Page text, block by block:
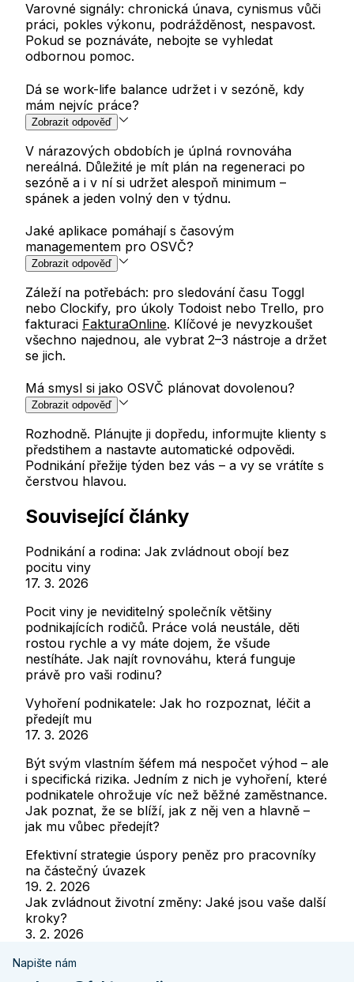
Varovné signály: chronická únava, cynismus vůči
práci, pokles výkonu, podrážděnost, nespavost.
Pokud se poznáváte, nebojte se vyhledat
odbornou pomoc.
Dá se work-life balance udržet i v sezóně, kdy
mám nejvíc práce?
Zobrazit odpověď
V nárazových obdobích je úplná rovnováha
nereálná. Důležité je mít plán na regeneraci po
sezóně a i v ní si udržet alespoň minimum –
spánek a jeden volný den v týdnu.
Jaké aplikace pomáhají s časovým
managementem pro OSVČ?
Zobrazit odpověď
Záleží na potřebách: pro sledování času Toggl
nebo Clockify, pro úkoly Todoist nebo Trello, pro
fakturaci FakturaOnline. Klíčové je nevyzkoušet
všechno najednou, ale vybrat 2–3 nástroje a držet
se jich.
Má smysl si jako OSVČ plánovat dovolenou?
Zobrazit odpověď
Rozhodně. Plánujte ji dopředu, informujte klienty s
předstihem a nastavte automatické odpovědi.
Podnikání přežije týden bez vás – a vy se vrátíte s
čerstvou hlavou.
Související články
Podnikání a rodina: Jak zvládnout obojí bez
pocitu viny
17. 3. 2026
Pocit viny je neviditelný společník většiny
podnikajících rodičů. Práce volá neustále, děti
rostou rychle a vy máte dojem, že všude
nestíháte. Jak najít rovnováhu, která funguje
právě pro vaši rodinu?
Vyhoření podnikatele: Jak ho rozpoznat, léčit a
předejít mu
17. 3. 2026
Být svým vlastním šéfem má nespočet výhod – ale
i specifická rizika. Jedním z nich je vyhoření, které
podnikatele ohrožuje víc než běžné zaměstnance.
Jak poznat, že se blíží, jak z něj ven a hlavně –
jak mu vůbec předejít?
Efektivní strategie úspory peněz pro pracovníky
na částečný úvazek
19. 2. 2026
Jak zvládnout životní změny: Jaké jsou vaše další
kroky?
3. 2. 2026
Napište nám